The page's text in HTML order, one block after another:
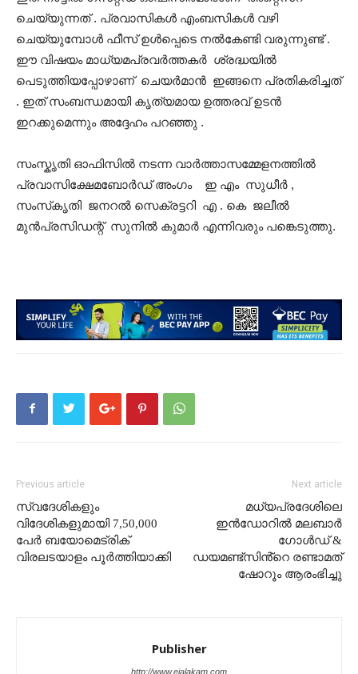
ചെയ്യുന്നത് . പ്രവാസികൾ എംബസികൾ വഴി
ചെയ്യുമ്പോൾ ഫീസ് ഉൾപ്പെടെ നൽകേണ്ടി വരുന്നുണ്ട് .
ഈ വിഷയം മാധ്യമപ്രവർത്തകർ ശ്രദ്ധയിൽ
പെടുത്തിയപ്പോഴാണ് ചെയർമാൻ ഇങ്ങനെ പ്രതികരിച്ചത്
. ഇത് സംബന്ധമായി കൃത്യമായ ഉത്തരവ് ഉടൻ
ഇറക്കുമെന്നും അദ്ദേഹം പറഞ്ഞു .
സംസ്കൃതി ഓഫിസിൽ നടന്ന വാർത്താസമ്മേളനത്തിൽ
പ്രവാസിക്ഷേമബോർഡ് അംഗം ഇ എം സുധീർ ,
സംസ്‌കൃതി ജനറൽ സെക്രട്ടറി എ . കെ ജലീൽ
മുൻപ്രസിഡന്റ് സുനിൽ കുമാർ എന്നിവരും പങ്കെടുത്തു.
Previous article
സ്വദേശികളും
വിദേശികളുമായി 7,50,000
പേർ ബയോമെട്രിക്
വിരലടയാളം പൂർത്തിയാക്കി
Next article
മധ്യപ്രദേശിലെ
ഇൻഡോറിൽ മലബാർ
ഗോൾഡ് &
ഡയമണ്ട്സിൻ്റെ രണ്ടാമത്
ഷോറൂം ആരംഭിച്ചു
Publisher
http://www.ejalakam.com